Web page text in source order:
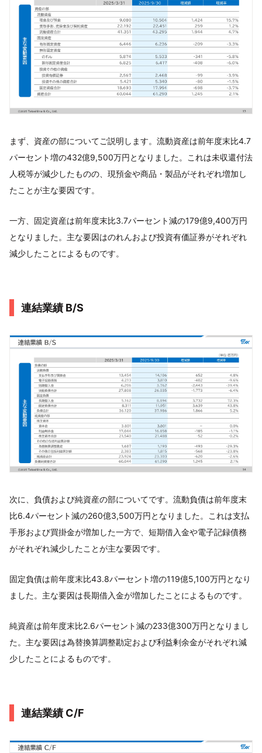
まず、資産の部についてご説明します。流動資産は前年度末比4.7
パーセント増の432億9,500万円となりました。これは未収還付法
人税等が減少したものの、現預金や商品・製品がそれぞれ増加し
たことが主な要因です。
一方、固定資産は前年度末比3.7パーセント減の179億9,400万円
となりました。主な要因はのれんおよび投資有価証券がそれぞれ
減少したことによるものです。
連結業績 B/S
次に、負債および純資産の部についてです。流動負債は前年度末
比6.4パーセント減の260億3,500万円となりました。これは支払
手形および買掛金が増加した一方で、短期借入金や電子記録債務
がそれぞれ減少したことが主な要因です。
固定負債は前年度末比43.8パーセント増の119億5,100万円となり
ました。主な要因は長期借入金が増加したことによるものです。
純資産は前年度末比2.6パーセント減の233億300万円となりまし
た。主な要因は為替換算調整勘定および利益剰余金がそれぞれ減
少したことによるものです。
連結業績 C/F